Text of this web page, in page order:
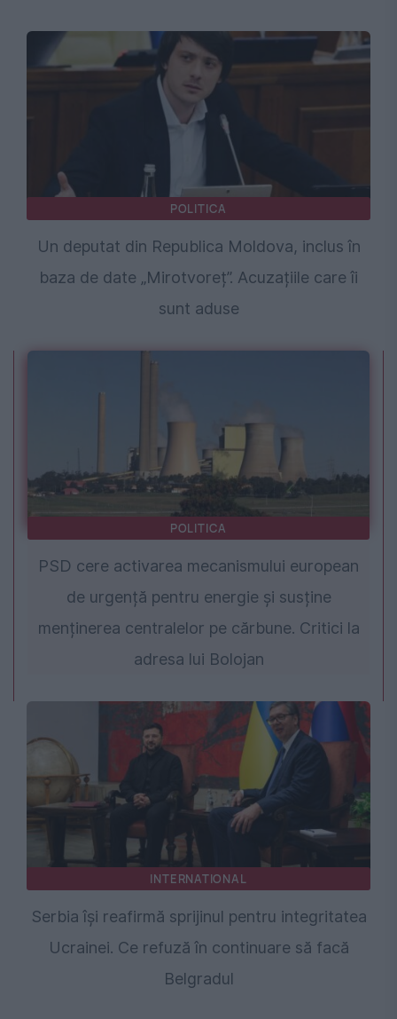
POLITICA
Un deputat din Republica Moldova, inclus în
baza de date „Mirotvoreț”. Acuzațiile care îi
sunt aduse
POLITICA
PSD cere activarea mecanismului european
de urgență pentru energie și susține
menținerea centralelor pe cărbune. Critici la
adresa lui Bolojan
INTERNATIONAL
Serbia își reafirmă sprijinul pentru integritatea
Ucrainei. Ce refuză în continuare să facă
Belgradul